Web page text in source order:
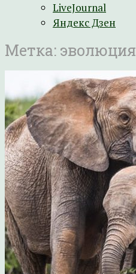
LiveJournal
Яндекс Дзен
Метка: эволюция